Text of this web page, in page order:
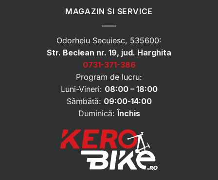
MAGAZIN SI SERVICE
Odorheiu Secuiesc, 535600:
Str. Beclean nr. 19, jud. Harghita
0731-371-386
Program de lucru:
Luni-Vineri: 08:00 – 18:00
Sâmbătă: 09:00-14:00
Duminică:Închis